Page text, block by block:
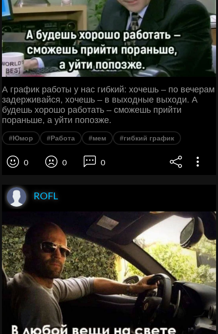
А график работы у нас гибкий: хочешь – по вечерам
задерживайся, хочешь – в выходные выходи. А
будешь хорошо работать – сможешь прийти
пораньше, а уйти попозже.
#Юмор #Работа #мем #гибкий график
0 0 0
ROFL